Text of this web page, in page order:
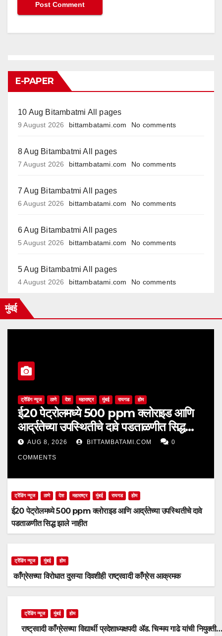
E-PAPER
10 Aug Bitambatmi All pages
9 August 2026 bittambatami.com No comments
8 Aug Bitambatmi All pages
7 August 2026 bittambatami.com No comments
7 Aug Bitambatmi All pages
6 August 2026 bittambatami.com No comments
6 Aug Bitambatmi All pages
5 August 2026 bittambatami.com No comments
5 Aug Bitambatmi All pages
4 August 2026 bittambatami.com No comments
मुंबई
ट्रेंडिंग न्यूज ठाणे देश महाराष्ट्र मुंबई रायगड होम
ई20 पेट्रोलमध्ये 500 ppm क्लोराइड आणि
आर्द्रतेच्या उपस्थितीचे दावे पडताळणीत सिद्ध
झाले नाहीत
AUG 8, 2026 BITTAMBATAMI.COM 0
COMMENTS
ट्रेंडिंग न्यूज ठाणे देश महाराष्ट्र मुंबई रायगड होम
ई20 पेट्रोलमध्ये 500 ppm क्लोराइड आणि आर्द्रतेच्या उपस्थितीचे दावे
पडताळणीत सिद्ध झाले नाहीत
ट्रेंडिंग न्यूज मुंबई होम
काँग्रेसच्या विरोधात दुसऱ्या दिवशीही राष्ट्रवादी काँग्रेस आक्रमक
ट्रेंडिंग न्यूज मुंबई होम
राष्ट्रवादी काँग्रेसच्या विद्यार्थी प्रदेशाध्यक्षपदी ॲड. चिन्मय गाढे यांची नियुक्ती…